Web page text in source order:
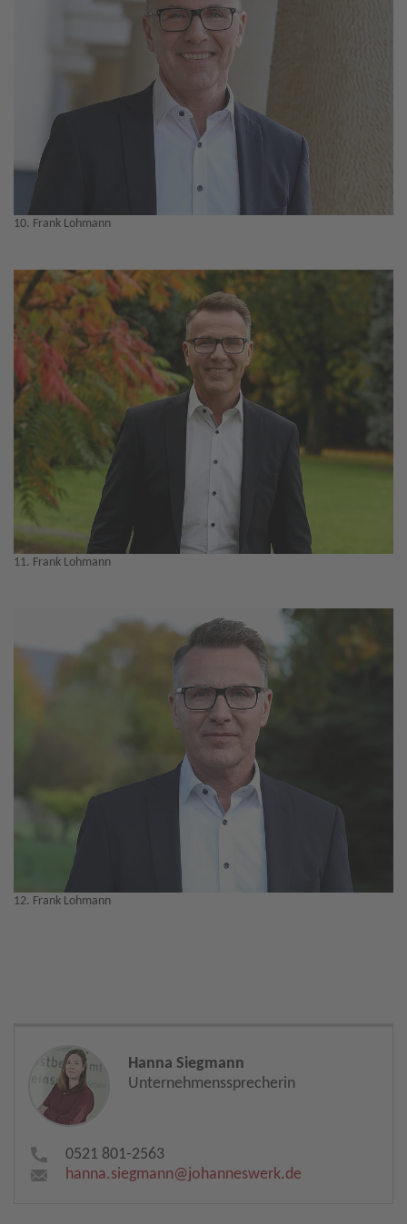
10. Frank Lohmann
11. Frank Lohmann
12. Frank Lohmann
Hanna Siegmann
Unternehmenssprecherin
0521 801-2563
hanna.siegmann​@johanneswerk.de